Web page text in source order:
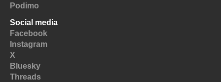
Podimo
Social media
Facebook
Instagram
X
Bluesky
Threads